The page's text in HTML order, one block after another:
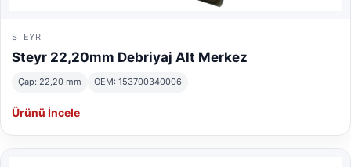
STEYR
Steyr 22,20mm Debriyaj Alt Merkez
Çap: 22,20 mm OEM: 153700340006
Ürünü İncele